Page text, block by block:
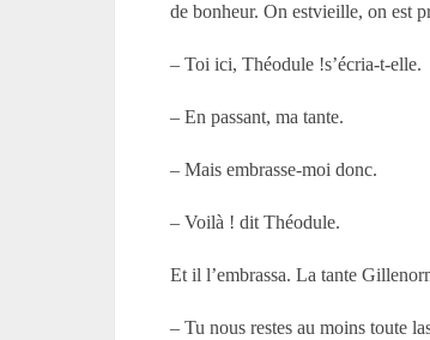
de bonheur. On estvieille, on est
– Toi ici, Théodule !s’écria-t-elle.
– En passant, ma tante.
– Mais embrasse-moi donc.
– Voilà ! dit Théodule.
Et il l’embrassa. La tante
– Tu nous restes au moins toute